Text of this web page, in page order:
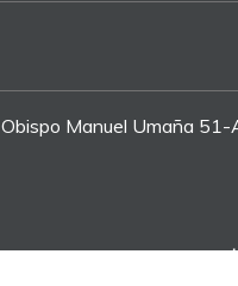
Obispo Manuel Umaña 51-